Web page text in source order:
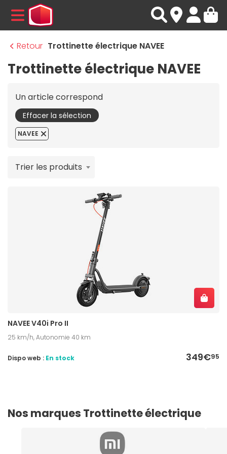
MENU
Retour Trottinette électrique NAVEE
Trottinette électrique NAVEE
Un article correspond
Effacer la sélection
NAVEE
Trier les produits
NAVEE V40i Pro II
25 km/h, Autonomie 40 km
349€95
Dispo web : En stock
Nos marques Trottinette électrique